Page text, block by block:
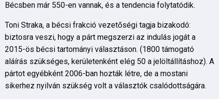
Bécsben már 550-en vannak, és a tendencia folytatódik.
Toni Straka, a bécsi frakció vezetőségi tagja bizakodó:
biztosra veszi, hogy a párt megszerzi az indulás jogát a
2015-ös bécsi tartományi választáson. (1800 támogató
aláírás szükséges, kerületenként elég 50 a jelöltállításhoz). A
pártot egyébként 2006-ban hozták létre, de a mostani
sikerhez nyilván szükség volt a választók csalódottságára.